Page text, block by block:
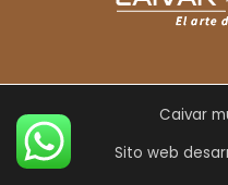
Caivar
Sito web